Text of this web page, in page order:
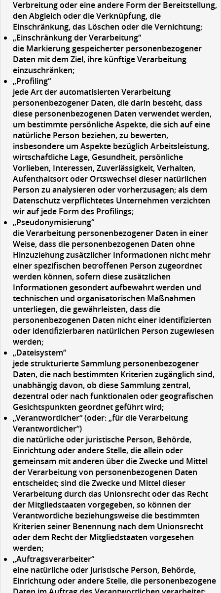
Verbreitung oder eine andere Form der Bereitstellung,
den Abgleich oder die Verknüpfung, die
Einschränkung, das Löschen oder die Vernichtung;
„Einschränkung der Verarbeitung“
die Markierung gespeicherter personenbezogener
Daten mit dem Ziel, ihre künftige Verarbeitung
einzuschränken;
„Profiling“
jede Art der automatisierten Verarbeitung
personenbezogener Daten, die darin besteht, dass
diese personenbezogenen Daten verwendet werden,
um bestimmte persönliche Aspekte, die sich auf eine
natürliche Person beziehen, zu bewerten,
insbesondere um Aspekte bezüglich Arbeitsleistung,
wirtschaftliche Lage, Gesundheit, persönliche
Vorlieben, Interessen, Zuverlässigkeit, Verhalten,
Aufenthaltsort oder Ortswechsel dieser natürlichen
Person zu analysieren oder vorherzusagen; als dem
Datenschutz verpflichtetes Unternehmen verzichten
wir auf jede Form des Profilings;
„Pseudonymisierung“
die Verarbeitung personenbezogener Daten in einer
Weise, dass die personenbezogenen Daten ohne
Hinzuziehung zusätzlicher Informationen nicht mehr
einer spezifischen betroffenen Person zugeordnet
werden können, sofern diese zusätzlichen
Informationen gesondert aufbewahrt werden und
technischen und organisatorischen Maßnahmen
unterliegen, die gewährleisten, dass die
personenbezogenen Daten nicht einer identifizierten
oder identifizierbaren natürlichen Person zugewiesen
werden;
„Dateisystem“
jede strukturierte Sammlung personenbezogener
Daten, die nach bestimmten Kriterien zugänglich sind,
unabhängig davon, ob diese Sammlung zentral,
dezentral oder nach funktionalen oder geografischen
Gesichtspunkten geordnet geführt wird;
„Verantwortlicher“(oder: „für die Verarbeitung
Verantwortlicher“)
die natürliche oder juristische Person, Behörde,
Einrichtung oder andere Stelle, die allein oder
gemeinsam mit anderen über die Zwecke und Mittel
der Verarbeitung von personenbezogenen Daten
entscheidet; sind die Zwecke und Mittel dieser
Verarbeitung durch das Unionsrecht oder das Recht
der Mitgliedstaaten vorgegeben, so können der
Verantwortliche beziehungsweise die bestimmten
Kriterien seiner Benennung nach dem Unionsrecht
oder dem Recht der Mitgliedstaaten vorgesehen
werden;
„Auftragsverarbeiter“
eine natürliche oder juristische Person, Behörde,
Einrichtung oder andere Stelle, die personenbezogene